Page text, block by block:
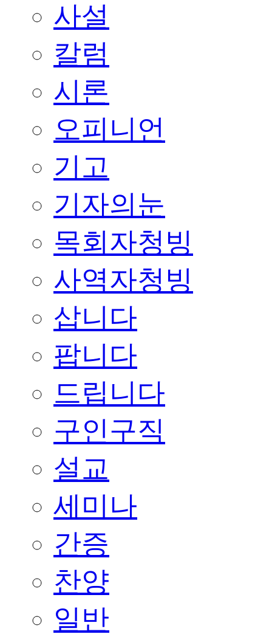
사설
칼럼
시론
오피니언
기고
기자의눈
목회자청빙
사역자청빙
삽니다
팝니다
드립니다
구인구직
설교
세미나
간증
찬양
일반